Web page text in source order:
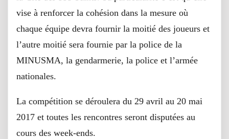
vise à renforcer la cohésion dans la mesure où
chaque équipe devra fournir la moitié des joueurs et
l’autre moitié sera fournie par la police de la
MINUSMA, la gendarmerie, la police et l’armée
nationales.
La compétition se déroulera du 29 avril au 20 mai
2017 et toutes les rencontres seront disputées au
cours des week-ends.